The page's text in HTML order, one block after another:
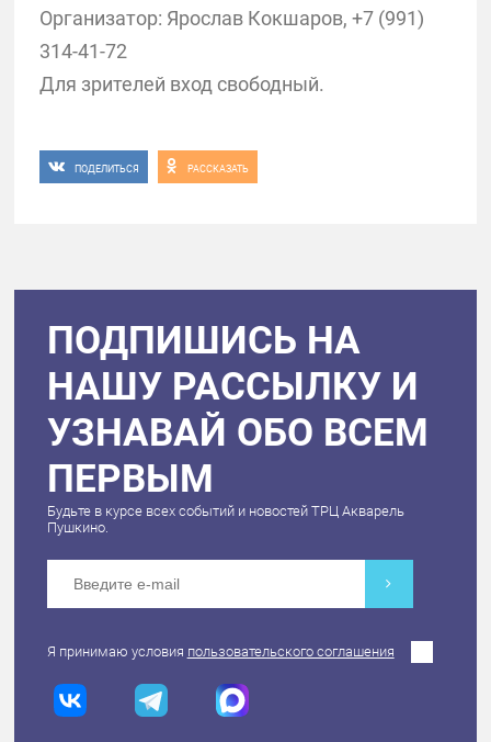
Организатор: Ярослав Кокшаров, +7 (991)
314-41-72
Для зрителей вход свободный.
ПОДЕЛИТЬСЯ РАССКАЗАТЬ
ПОДПИШИСЬ НА
НАШУ РАССЫЛКУ И
УЗНАВАЙ ОБО ВСЕМ
ПЕРВЫМ
Будьте в курсе всех событий и новостей ТРЦ Акварель
Пушкино.
Я принимаю условия пользовательского соглашения